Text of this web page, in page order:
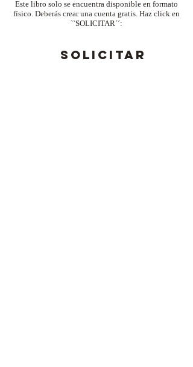
Este libro solo se encuentra disponible en formato
físico. Deberás crear una cuenta gratis. Haz click en
``SOLICITAR´´:
SOLICITAR